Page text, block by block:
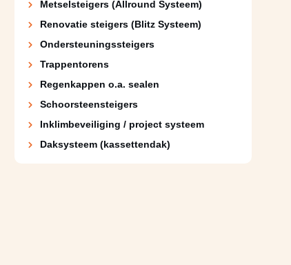
Metselsteigers (Allround Systeem)
Renovatie steigers (Blitz Systeem)
Ondersteuningssteigers
Trappentorens
Regenkappen o.a. sealen
Schoorsteen­steigers
Inklimbeveiliging / project systeem
Daksysteem (kassettendak)